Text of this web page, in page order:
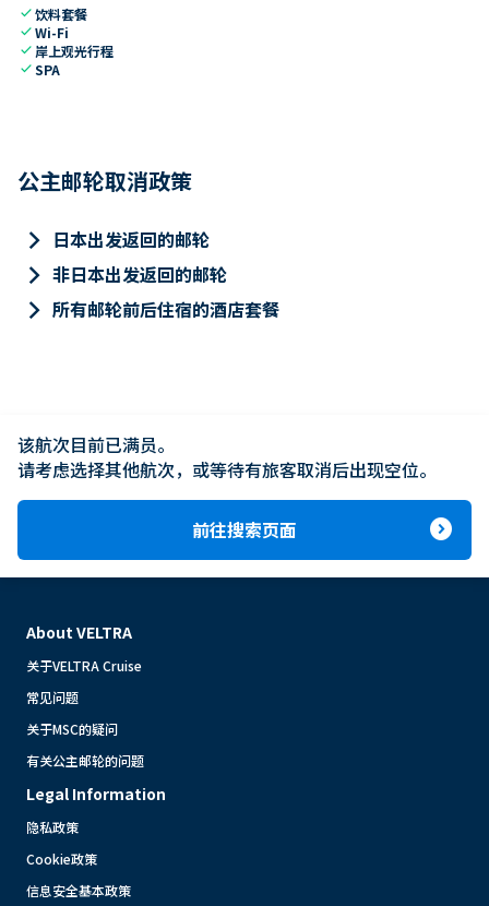
check饮料套餐
checkWi-Fi
check 岸上观光行程
checkSPA
公主邮轮取消政策
keyboard_arrow_right 日本出发返回的邮轮
keyboard_arrow_right 非日本出发返回的邮轮
keyboard_arrow_right 所有邮轮前后住宿的酒店套餐
该航次目前已满员。
请考虑选择其他航次，或等待有旅客取消后出现空位。
前往搜索页面 expand_circle_right
About VELTRA
关于VELTRA Cruise
常见问题
关于MSC的疑问
有关公主邮轮的问题
Legal Information
隐私政策
Cookie政策
信息安全基本政策